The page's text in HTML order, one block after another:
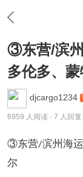
③东营/滨州
多伦多、
djcargo1234
6959 人阅读 · 7 人回复
③东营/滨州海
尔